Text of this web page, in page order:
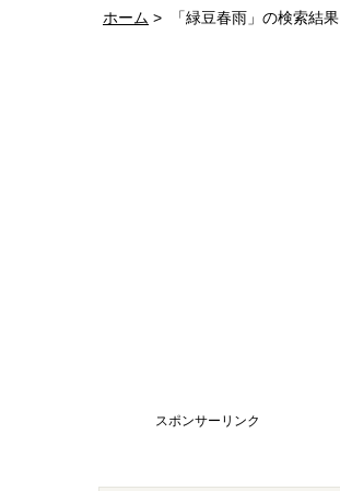
ホーム 「緑豆春雨」の検索結果
スポンサーリンク